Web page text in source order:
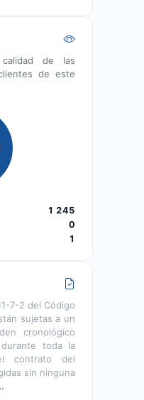
de las
de este
1 245
0
1
7-2 del Código
sujetas a un
cronológico
toda la
contrato del
sin ninguna